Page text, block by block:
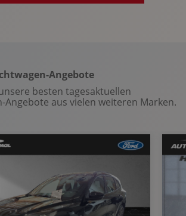
Angebote
besten tagesaktuellen
Angebote aus vielen weiteren Marken.